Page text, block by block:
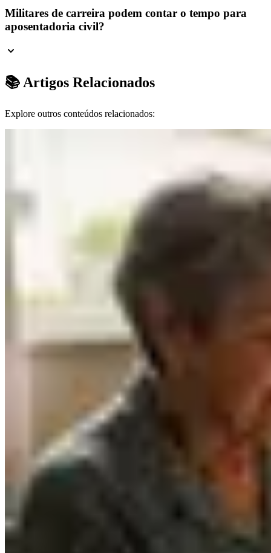
Militares de carreira podem contar o tempo para
aposentadoria civil?
📚 Artigos Relacionados
Explore outros conteúdos relacionados: